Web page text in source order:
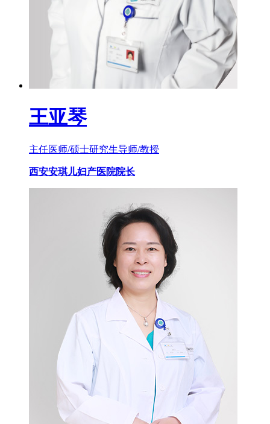
王亚琴
主任医师/硕士研究生导师/教授
西安安琪儿妇产医院院长